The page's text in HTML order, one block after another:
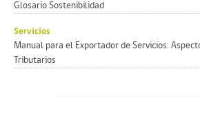
Glosario Sostenibilidad
Servicios
Manual para el Exportador de Servicios:
Tributarios